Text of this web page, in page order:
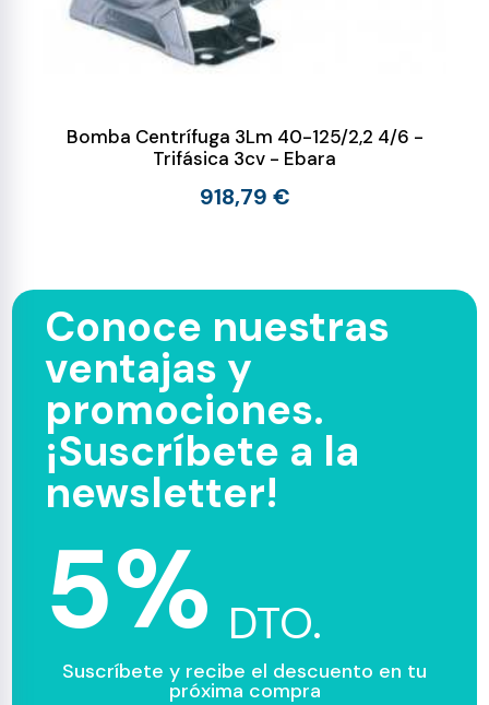
Bomba Centrífuga 3Lm 40-125/2,2 4/6 -
Trifásica 3cv - Ebara
918,79 €
Conoce nuestras
ventajas y
promociones.
¡Suscríbete a la
newsletter!
5% DTO.
Suscríbete y recibe el descuento en tu
próxima compra